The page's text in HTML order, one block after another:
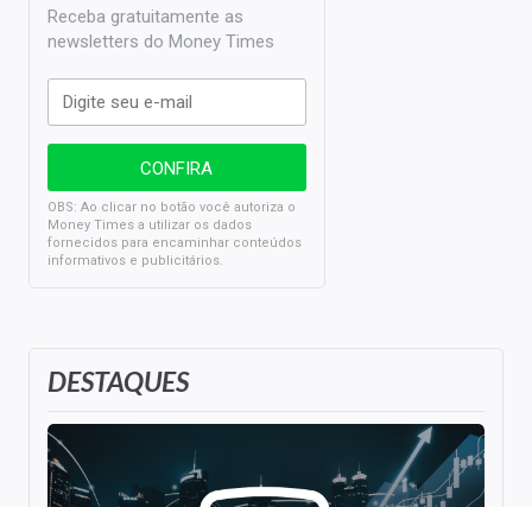
DESTAQUES
Receba gratuitamente as
newsletters do Money Times
OBS: Ao clicar no botão você autoriza o
Money Times a utilizar os dados
fornecidos para encaminhar conteúdos
informativos e publicitários.